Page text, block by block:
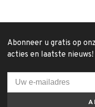
Abonneer u gratis op
acties en laatste nieuws!